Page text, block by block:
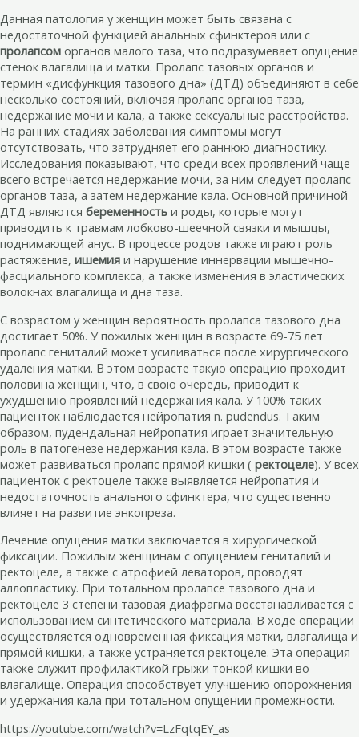
Данная патология у женщин может быть связана с
недостаточной функцией анальных сфинктеров или с
пролапсом органов малого таза, что подразумевает опущение
стенок влагалища и матки. Пролапс тазовых органов и
термин «дисфункция тазового дна» (ДТД) объединяют в себе
несколько состояний, включая пролапс органов таза,
недержание мочи и кала, а также сексуальные расстройства.
На ранних стадиях заболевания симптомы могут
отсутствовать, что затрудняет его раннюю диагностику.
Исследования показывают, что среди всех проявлений чаще
всего встречается недержание мочи, за ним следует пролапс
органов таза, а затем недержание кала. Основной причиной
ДТД являются беременность и роды, которые могут
приводить к травмам лобково-шеечной связки и мышцы,
поднимающей анус. В процессе родов также играют роль
растяжение, ишемия и нарушение иннервации мышечно-
фасциального комплекса, а также изменения в эластических
волокнах влагалища и дна таза.
С возрастом у женщин вероятность пролапса тазового дна
достигает 50%. У пожилых женщин в возрасте 69-75 лет
пролапс гениталий может усиливаться после хирургического
удаления матки. В этом возрасте такую операцию проходит
половина женщин, что, в свою очередь, приводит к
ухудшению проявлений недержания кала. У 100% таких
пациенток наблюдается нейропатия n. pudendus. Таким
образом, пудендальная нейропатия играет значительную
роль в патогенезе недержания кала. В этом возрасте также
может развиваться пролапс прямой кишки ( ректоцеле). У всех
пациенток с ректоцеле также выявляется нейропатия и
недостаточность анального сфинктера, что существенно
влияет на развитие энкопреза.
Лечение опущения матки заключается в хирургической
фиксации. Пожилым женщинам с опущением гениталий и
ректоцеле, а также с атрофией леваторов, проводят
аллопластику. При тотальном пролапсе тазового дна и
ректоцеле 3 степени тазовая диафрагма восстанавливается с
использованием синтетического материала. В ходе операции
осуществляется одновременная фиксация матки, влагалища и
прямой кишки, а также устраняется ректоцеле. Эта операция
также служит профилактикой грыжи тонкой кишки во
влагалище. Операция способствует улучшению опорожнения
и удержания кала при тотальном опущении промежности.
https://youtube.com/watch?v=LzFqtqEY_as